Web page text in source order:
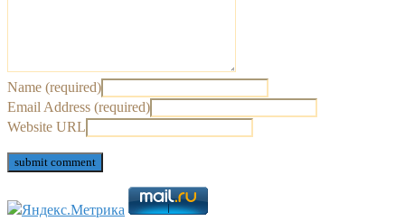
Name (required)
Email Address (required)
Website URL